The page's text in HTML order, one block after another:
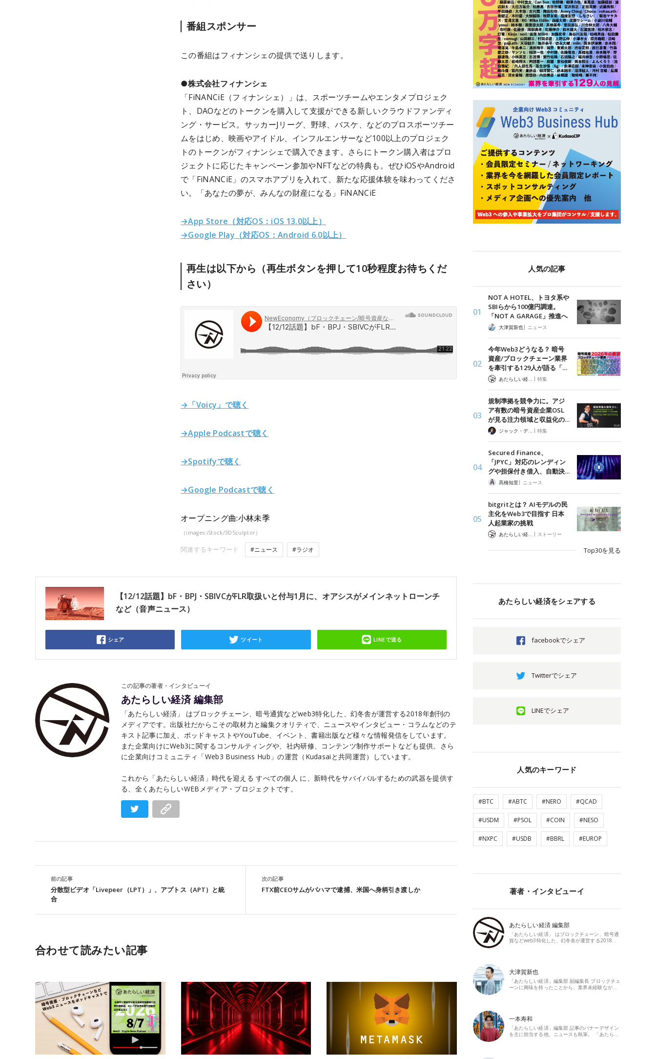
番組スポンサー
この番組はフィナンシェの提供で送りします。
●株式会社フィナンシェ
「FiNANCiE（フィナンシェ）」は、スポーツチームやエンタメプロジェク
ト、DAOなどのトークンを購入して支援ができる新しいクラウドファンディ
ング・サービス。サッカーJリーグ、野球、バスケ、などのプロスポーツチー
ムをはじめ、映画やアイドル、インフルエンサーなど100以上のプロジェク
トのトークンがフィナンシェで購入できます。さらにトークン購入者はプロ
ジェクトに応じたキャンペーン参加やNFTなどの特典も。ぜひiOSやAndroid
で「FiNANCiE」のスマホアプリを入れて、新たな応援体験を味わってくださ
い。「あなたの夢が、みんなの財産になる」FiNANCiE
→App Store（対応OS：iOS 13.0以上）
→Google Play（対応OS：Android 6.0以上）
再生は以下から（再生ボタンを押して10秒程度お待ちくだ
さい）
→「Voicy」で聴く
→Apple Podcastで聴く
→Spotifyで聴く
→Google Podcastで聴く
オープニング曲:小林未季
（images:iStock/3DSculptor）
関連するキーワード #ニュース #ラジオ
【12/12話題】bF・BPJ・SBIVCがFLR取扱いと付与1月に、オアシスがメインネットローンチ
など（音声ニュース）
シェア ツイート LINEで送る
この記事の著者・インタビューイ
あたらしい経済 編集部
「あたらしい経済」 はブロックチェーン、暗号通貨などweb3特化した、幻冬舎が運営する2018年創刊の
メディアです。出版社だからこその取材力と編集クオリティで、ニュースやインタビュー・コラムなどのテ
キスト記事に加え、ポッドキャストやYouTube、イベント、書籍出版など様々な情報発信をしています。
また企業向けにWeb3に関するコンサルティングや、社内研修、コンテンツ制作サポートなども提供。さら
に企業向けコミュニティ「Web3 Business Hub」の運営（Kudasaiと共同運営）しています。
これから「あたらしい経済」時代を迎える すべての個人 に、新時代をサバイバルするための武器を提供す
る、全くあたらしいWEBメディア・プロジェクトです。
前の記事
分散型ビデオ「Livepeer（LPT）」、アプトス（APT）と統
合
次の記事
FTX前CEOサムがバハマで逮捕、米国へ身柄引き渡しか
合わせて読みたい記事
人気の記事
NOT A HOTEL、トヨタ系や
SBIらから100億円調達。
「NOT A GARAGE」推進へ
大津賀新也| ニュース
今年Web3どうなる？ 暗号
資産/ブロックチェーン業界
を牽引する129人が語る「…
| 特集
規制準拠を競争力に。アジ
ア有数の暗号資産企業OSL
が見る注力領域と収益化の…
ジャック・デロン（Jack Derong） | 特集
Secured Finance、
「JPYC」対応のレンディン
グや担保付き借入、自動決…
髙橋知里 | ニュース
bitgritとは？ AIモデルの民
主化をWeb3で目指す 日本
人起業家の挑戦
| ストーリー
Top30を見る
あたらしい経済をシェアする
facebookでシェア
Twitterでシェア
LINEでシェア
人気のキーワード
#BTC #ABTC #NERO #QCAD
#USDM #PSOL #COIN #NESO
#NXPC #USDB #BBRL #EUROP
著者・インタビューイ
あたらしい経済 編集部
「あたらしい経済」 はブロックチェーン、暗号通
貨などweb3特化した、幻冬舎が運営する2018…
大津賀新也
「あたらしい経済」編集部 副編集長 ブロックチェ
ーンに興味を持ったことから、業界未経験なが…
一本寿和
「あたらしい経済」編集部 記事のバナーデザイン
を主に担当する他、ニュースも執筆。 「あたら…